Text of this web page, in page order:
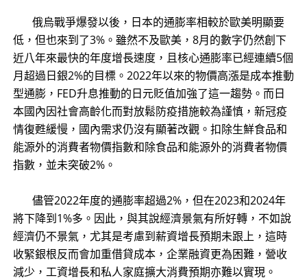
俄烏戰爭爆發以後，日本的通膨率相較於歐美明顯要
低，但也來到了3%。雖然不及歐美，8月的數字仍然創下
近八年來最快的年度增長速度，且核心通膨率已經連續5個
月超過日銀2%的目標。2022年以來的物價高漲是成本推動
型通膨，FED升息推動的日元貶值加強了這一趨勢。而日
本國內因社會高齡化而對放鬆防疫措施較為謹慎，新冠疫
情復甦緩慢，國內需求仍沒有顯著改觀。扣除生鮮食品和
能源外的消費者物價指數和除食品和能源外的消費者物價
指數，並未突破2%。
儘管2022年度的通膨率超過2%，但在2023和2024年
將下降到1%多。因此，與其說經濟景氣有所好轉，不如說
經濟仍不景氣，尤其是考慮到薪資增長預期未跟上，這時
收緊銀根反而會加重借貸成本，企業融資更為困難，營收
減少，工資增長和私人家庭擴大消費預期亦難以實現。